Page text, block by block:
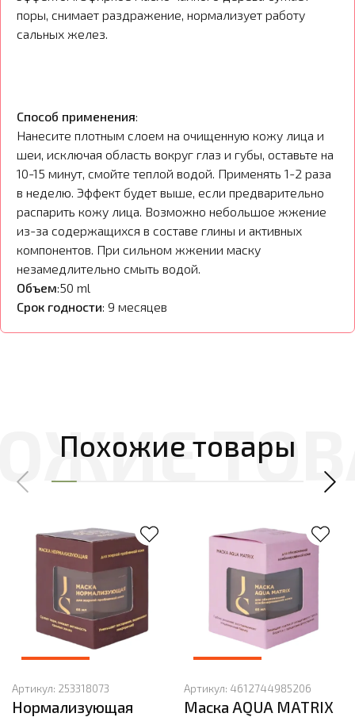
поры, снимает раздражение, нормализует работу
сальных желез.
Способ применения:
Нанесите плотным слоем на очищенную кожу лица и
шеи, исключая область вокруг глаз и губы, оставьте на
10-15 минут, смойте теплой водой. Применять 1-2 раза
в неделю. Эффект будет выше, если предварительно
распарить кожу лица. Возможно небольшое жжение
из-за содержащихся в составе глины и активных
компонентов. При сильном жжении маску
незамедлительно смыть водой.
Объем:50 ml
Cрок годности: 9 месяцев
Похожие товары
Артикул: 253318073
Нормализующая
Артикул: 4612744985206
Маска AQUA MATRIX